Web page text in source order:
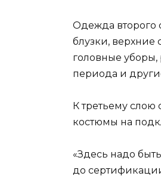
Одежда второго
блузки,
головные
периода и
К третьему слою
костюмы на
«Здесь надо
до